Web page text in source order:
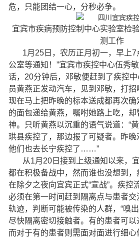
危，只能团结一心，分秒必争。
宜宾市疾病预防控制中心实验室检
测工作
1月25日，农历正月初一，早上7
公室等通知！”宜宾市疾控中心伍秀
话，20分钟后，邓敏便赶到了疾控
员黄燕正发动汽车，见到邓敏，打招
现在马上把昨晚的标本送成都再次确
的面包递给黄燕，嘱咐她路上吃，
神。只听黄燕以沉重的语气说道：“
珙县疾控了，那边报了可疑者。昨
他们也去长宁疾控了……”
从1月20日接到上级通知以来，
都在积极备战中，然而谁也没想到
在除夕之夜向宜宾正式“宣战”。疾控
必须在第一时间赶到隔离点与患者
轨迹，判断可能被传染的人群，“嗅出
尽快隔离密切接触者。有的患者可以
而对于有的患者则需面对面进行细心